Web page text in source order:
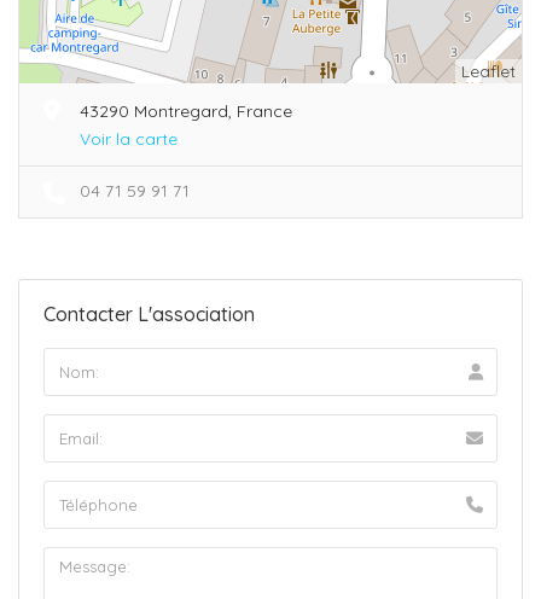
Leaflet
43290 Montregard, France
Voir la carte
04 71 59 91 71
Contacter L'association